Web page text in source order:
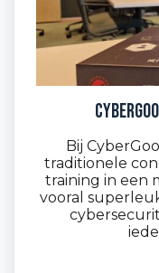
Bij
traditionele
training in een
vooral